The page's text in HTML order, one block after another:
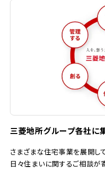
三菱地所グループ各社に
さまざまな住宅事業を展開し
日々住まいに関するご相談が